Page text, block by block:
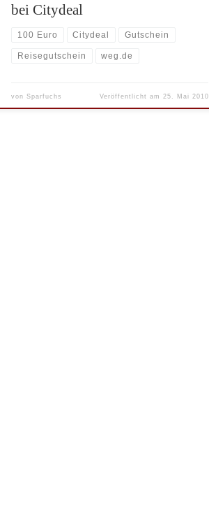
bei Citydeal
100 Euro Citydeal Gutschein
Reisegutschein weg.de
vonSparfuchs Veröffentlicht am 25. Mai 2010